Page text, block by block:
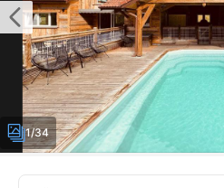
1/34